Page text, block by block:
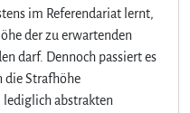
im Referendariat lernt,
der zu erwartenden
darf. Dennoch passiert es
die Strafhöhe
abstrakten